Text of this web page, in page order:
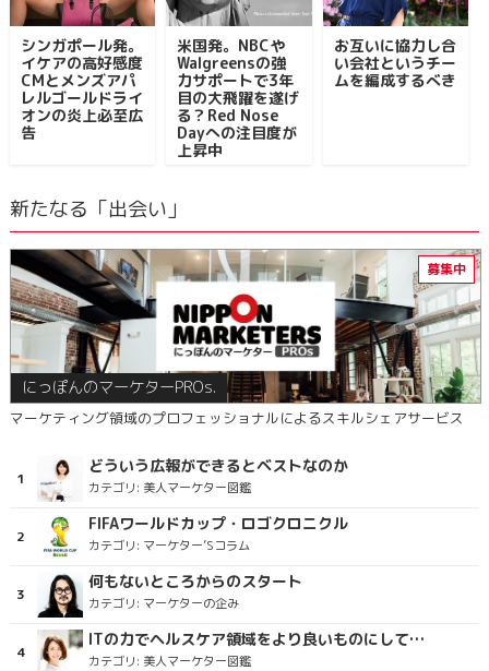
シンガポール発。
イケアの高好感度
CMとメンズアパ
レルゴールドライ
オンの炎上必至広
告
米国発。NBCや
Walgreensの強
力サポートで3年
目の大飛躍を遂げ
る？Red Nose
Dayへの注目度が
上昇中
お互いに協力し合
い会社というチー
ムを編成するべき
新たなる「出会い」
にっぽんのマーケターPROs.
マーケティング領域のプロフェッショナルによるスキルシェアサービス
どういう広報ができるとベストなのか
カテゴリ: 美人マーケター図鑑
FIFAワールドカップ・ロゴクロニクル
カテゴリ: マーケター’Sコラム
何もないところからのスタート
カテゴリ: マーケターの企み
ITの力でヘルスケア領域をより良いものにしていくこと
カテゴリ: 美人マーケター図鑑